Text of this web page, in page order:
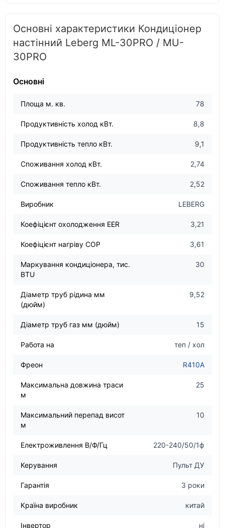
Основні характеристики Кондиціонер
настінний Leberg ML-30PRO / MU-
30PRO
Основні
Площа м. кв. 78
Продуктивність холод кВт. 8,8
Продуктивність тепло кВт. 9,1
Споживання холод кВт. 2,74
Споживання тепло кВт. 2,52
Виробник LEBERG
Коефіцієнт охолодження EER 3,21
Коефіцієнт нагріву COP 3,61
Маркування кондиціонера, тис.
BTU
30
Діаметр труб рідина мм
(дюйм)
9,52
Діаметр труб газ мм (дюйм) 15
Работа на теп / хол
Фреон R410A
Максимальна довжина траси
м
25
Максимальний перепад висот
м
10
Електроживлення В/Ф/Гц 220-240/50/1ф
Керування Пульт ДУ
Гарантія 3 роки
Країна виробник китай
Інвертор ні